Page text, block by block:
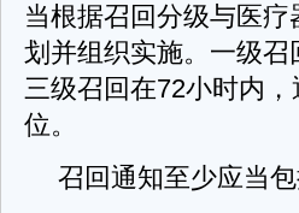
当根据召回分级与医
划并组织实施。一级
三级召回在72小时内
位。
召回通知至少应当包